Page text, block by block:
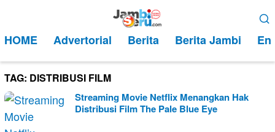
kontenMobile
HOME Advertorial Berita Berita Jambi
TAG: DISTRIBUSI FILM
Streaming Movie Netflix Menangkan Hak
Distribusi Film The Pale Blue Eye